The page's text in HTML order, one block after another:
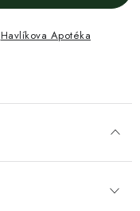
Havlíkova Apotéka